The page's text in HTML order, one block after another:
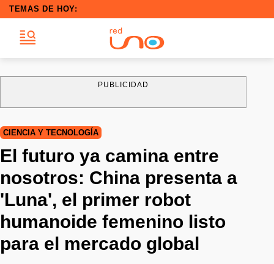
TEMAS DE HOY:
PUBLICIDAD
CIENCIA Y TECNOLOGÍA
El futuro ya camina entre
nosotros: China presenta a
'Luna', el primer robot
humanoide femenino listo
para el mercado global